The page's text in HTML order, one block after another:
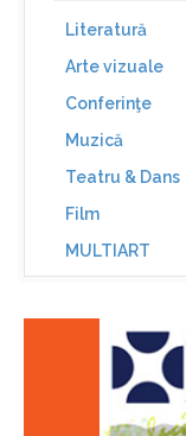
Literatură
Arte vizuale
Conferinţe
Muzică
Teatru & Dans
Film
MULTIART